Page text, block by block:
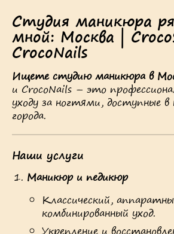
Студия маникюра
мной: Москва |
CrocoNails
Ищете студию маникюра в
и CrocoNails – это
уходу за ногтями, доступные
города.
Наши услуги
Маникюр и педикюр
Классический,
комбинированный уход.